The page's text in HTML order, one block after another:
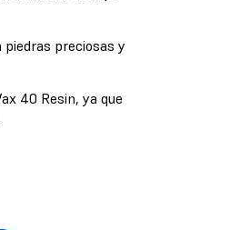
preciosas y
40 Resin, ya que